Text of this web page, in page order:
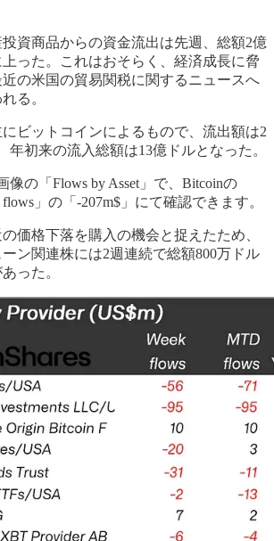
資商品からの資金流出は先週、総額2億
上った。これはおそらく、経済成長に脅
の米国の貿易関税に関するニュースへ
る。
ビットコインによるもので、流出額は2
年初来の流入総額は13億ドルとなった。
像の「Flows by Asset」で、Bitcoinの
flows」の「-207m$」にて確認できます。
価格下落を購入の機会と捉えたため、
ン関連株には2週連続で総額800万ドル
った。